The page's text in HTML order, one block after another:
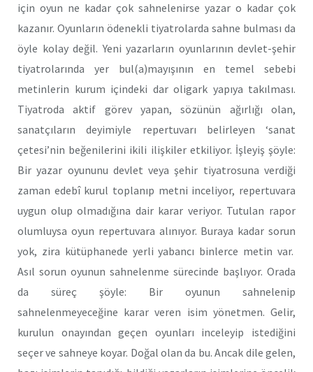
için oyun ne kadar çok sahnelenirse yazar o kadar çok
kazanır. Oyunların ödenekli tiyatrolarda sahne bulması da
öyle kolay değil. Yeni yazarların oyunlarının devlet-şehir
tiyatrolarında yer bul(a)mayışının en temel sebebi
metinlerin kurum içindeki dar oligark yapıya takılması.
Tiyatroda aktif görev yapan, sözünün ağırlığı olan,
sanatçıların deyimiyle repertuvarı belirleyen ‘sanat
çetesi’nin beğenilerini ikili ilişkiler etkiliyor. İşleyiş şöyle:
Bir yazar oyununu devlet veya şehir tiyatrosuna verdiği
zaman edebî kurul toplanıp metni inceliyor, repertuvara
uygun olup olmadığına dair karar veriyor. Tutulan rapor
olumluysa oyun repertuvara alınıyor. Buraya kadar sorun
yok, zira kütüphanede yerli yabancı binlerce metin var.
Asıl sorun oyunun sahnelenme sürecinde başlıyor. Orada
da süreç şöyle: Bir oyunun sahnelenip
sahnelenmeyeceğine karar veren isim yönetmen. Gelir,
kurulun onayından geçen oyunları inceleyip istediğini
seçer ve sahneye koyar. Doğal olan da bu. Ancak dile gelen,